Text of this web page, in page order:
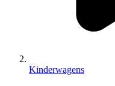
Kinderwagens